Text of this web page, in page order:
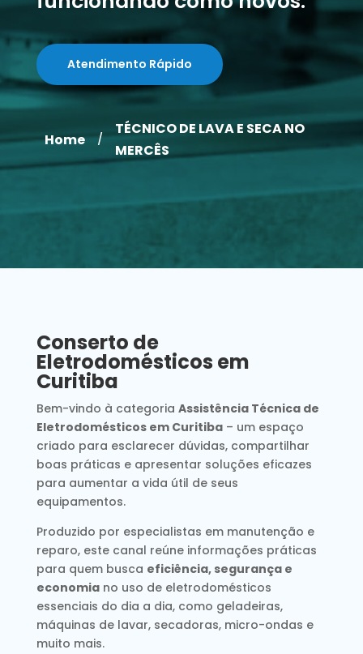
Atendimento Rápido
Home /
TÉCNICO DE LAVA E SECA NO
MERCÊS
Conserto de
Eletrodomésticos em
Curitiba
Bem-vindo à categoria Assistência Técnica de
Eletrodomésticos em Curitiba– um espaço
criado para esclarecer dúvidas, compartilhar
boas práticas e apresentar soluções eficazes
para aumentar a vida útil de seus
equipamentos.
Produzido por especialistas em manutenção e
reparo, este canal reúne informações práticas
para quem busca eficiência, segurança e
economiano uso de eletrodomésticos
essenciais do dia a dia, como geladeiras,
máquinas de lavar, secadoras, micro-ondas e
muito mais.